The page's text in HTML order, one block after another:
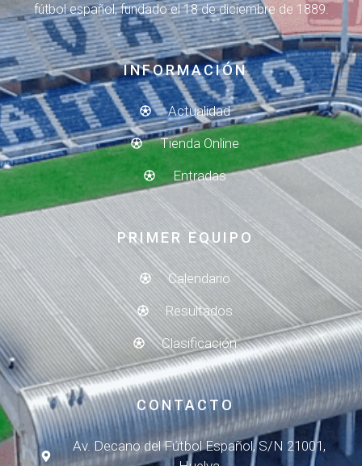
fútbol español, fundado el 18 de diciembre de 1889.
INFORMACIÓN
Actualidad
Tienda Online
Entradas
PRIMER EQUIPO
Calendario
Resultados
Clasificación
CONTACTO
Av. Decano del Fútbol Español, S/N 21001,